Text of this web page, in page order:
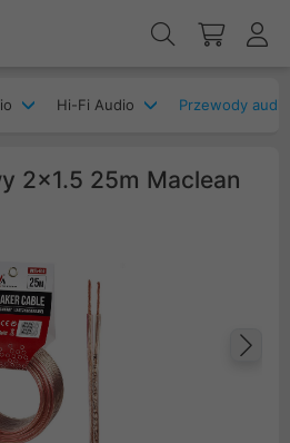
Hi-Fi Audio Przewody audio
2x1.5 25m Maclean